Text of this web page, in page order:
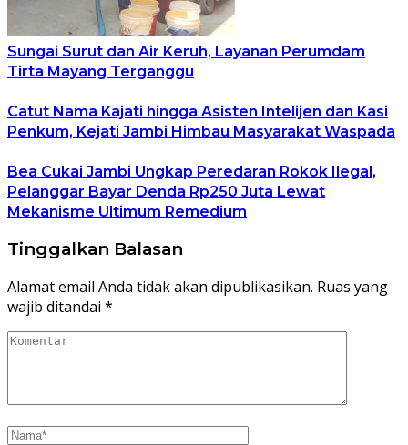
Sungai Surut dan Air Keruh, Layanan Perumdam
Tirta Mayang Terganggu
Catut Nama Kajati hingga Asisten Intelijen dan Kasi
Penkum, Kejati Jambi Himbau Masyarakat Waspada
Bea Cukai Jambi Ungkap Peredaran Rokok Ilegal,
Pelanggar Bayar Denda Rp250 Juta Lewat
Mekanisme Ultimum Remedium
Tinggalkan Balasan
Alamat email Anda tidak akan dipublikasikan. Ruas yang
wajib ditandai *